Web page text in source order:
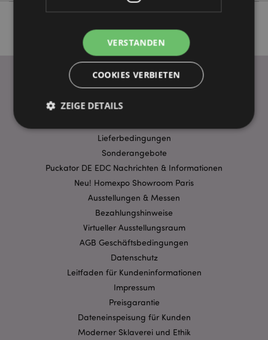
WICHTIGE INFORMATION
Lieferbedingungen
Sonderangebote
Puckator DE EDC Nachrichten & Informationen
Neu! Homexpo Showroom Paris
Ausstellungen & Messen
Bezahlungshinweise
Virtueller Ausstellungsraum
AGB Geschäftsbedingungen
Datenschutz
Leitfaden für Kundeninformationen
Impressum
Preisgarantie
Dateneinspeisung für Kunden
Moderner Sklaverei und Ethik
VERSTANDEN
COOKIES VERBIETEN
ZEIGE DETAILS
Unbedingt notwendige
Leistungs
Ausrichten
Funktions
Kernfunktionen der Website wie die
Benutzeranmeldung und die Kontoverwaltung.
Ohne unbedingt notwendige cookies kann die
Website nicht richtig genutzt werden.
Provider
CookieScriptConsent
CookieScript